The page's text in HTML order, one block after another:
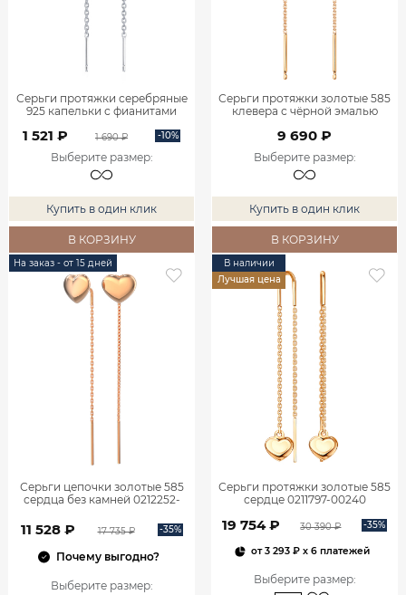
Серьги протяжки серебряные
925 капельки с фианитами
1 521 ₽ 1 690 ₽ -10%
Выберите размер:
Купить в один клик
В КОРЗИНУ
Серьги протяжки золотые 585
клевера с чёрной эмалью
9 690 ₽
Выберите размер:
Купить в один клик
В КОРЗИНУ
На заказ - от 15 дней
Серьги цепочки золотые 585
сердца без камней 0212252-
11 528 ₽ 17 735 ₽ -35%
Почему выгодно?
Выберите размер:
В наличии
Лучшая цена
Серьги протяжки золотые 585
сердце 0211797-00240
19 754 ₽ 30 390 ₽ -35%
от3 293 ₽x 6 платежей
Выберите размер: